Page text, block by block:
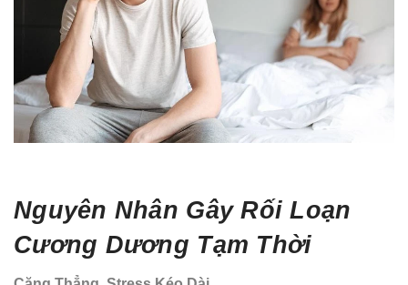
Nguyên Nhân Gây Rối Loạn
Cương Dương Tạm Thời